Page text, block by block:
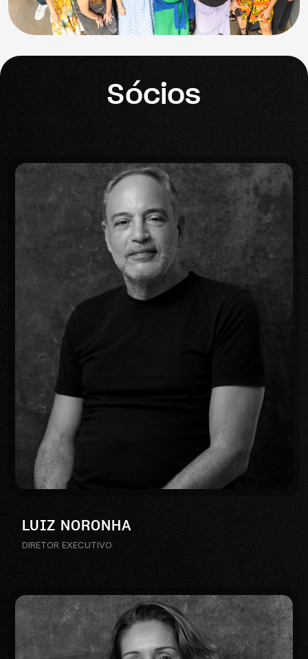
Sócios
LUIZ NORONHA
DIRETOR EXECUTIVO